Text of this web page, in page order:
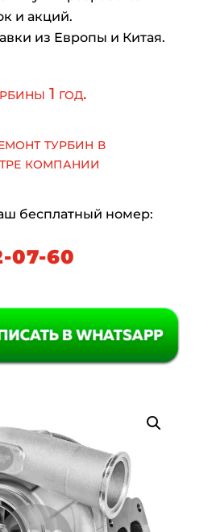
и акций.
из Европы и Китая.
1 год.
турбин в
компании
бесплатный номер:
07-60